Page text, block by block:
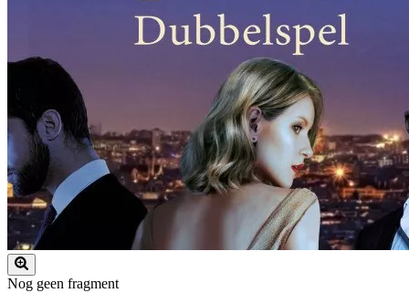
Nog geen fragment